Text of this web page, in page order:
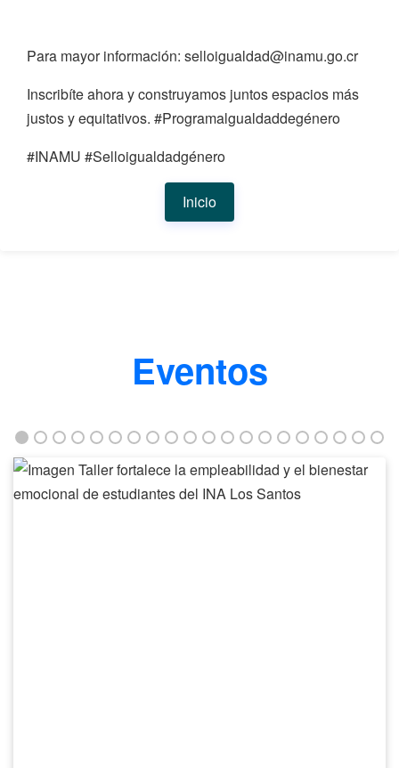
Para mayor información: selloigualdad@inamu.go.cr
Inscribíte ahora y construyamos juntos espacios más
justos y equitativos. #Programalgualdaddegénero
#INAMU #Selloigualdadgénero
Inicio
Eventos
Taller
fortalece